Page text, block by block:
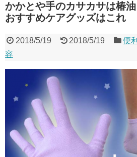
かかとや手のカサカサは椿
おすすめケアグッズはこれ
2018/5/19 2018/5/19 便
容